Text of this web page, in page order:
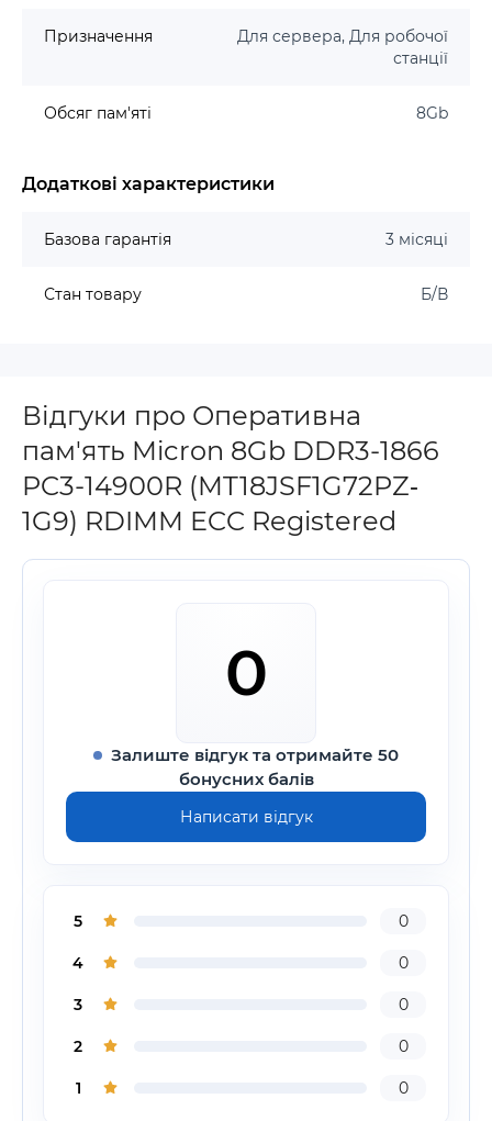
Призначення
Для сервера, Для робочої
станції
Обсяг пам'яті 8Gb
Додаткові характеристики
Базова гарантія 3 місяці
Стан товару Б/В
Відгуки про Оперативна
пам'ять Micron 8Gb DDR3-1866
PC3-14900R (MT18JSF1G72PZ‐
1G9) RDIMM ECC Registered
0
Залиште відгук та отримайте 50
бонусних балів
Написати відгук
5 0
4 0
3 0
2 0
1 0